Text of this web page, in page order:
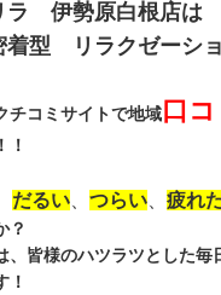
ラ 伊勢原白根店は
着型 リラクゼーシ
チコミサイトで地域口
！
だるい つらい 疲れ
？
、皆様のハツラツとした毎
！